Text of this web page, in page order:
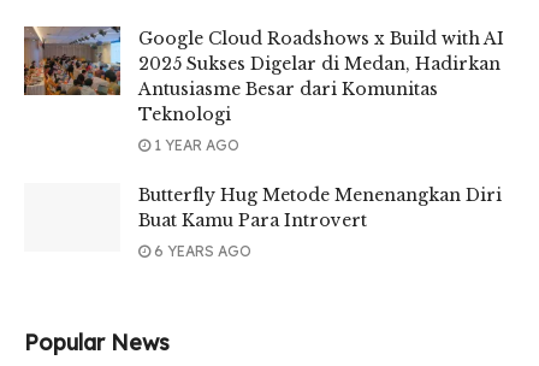
Google Cloud Roadshows x Build with AI
2025 Sukses Digelar di Medan, Hadirkan
Antusiasme Besar dari Komunitas
Teknologi
1 YEAR AGO
Butterfly Hug Metode Menenangkan Diri
Buat Kamu Para Introvert
6 YEARS AGO
Popular News